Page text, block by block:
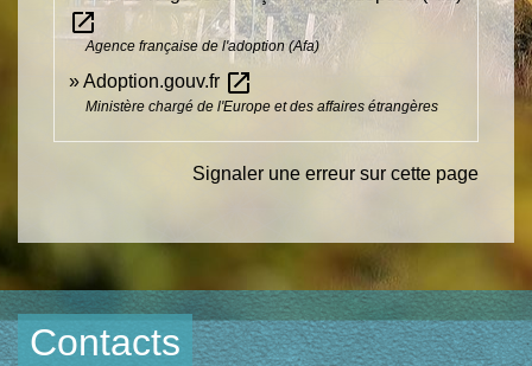
open_in_new
Agence française de l'adoption (Afa)
Adoption.gouv.fr open_in_new
Ministère chargé de l'Europe et des affaires étrangères
Signaler une erreur sur cette page
Contacts